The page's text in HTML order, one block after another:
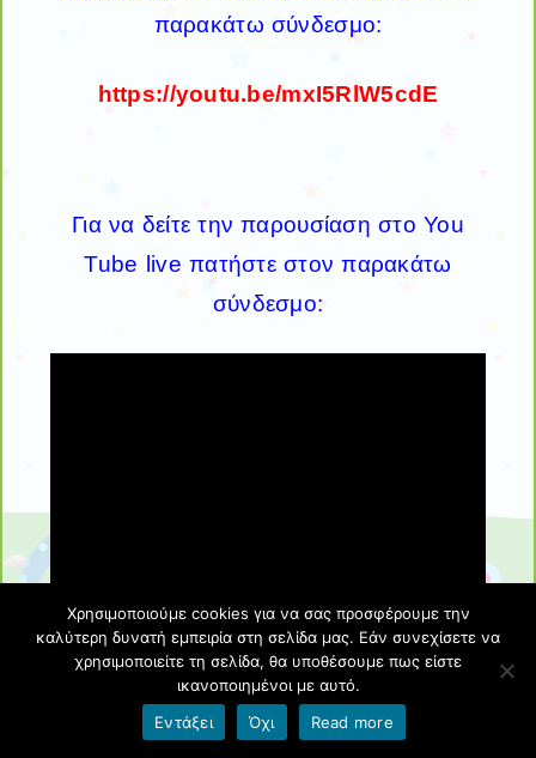
παρακάτω σύνδεσμο:
https://youtu.be/mxI5RlW5cdE
Για να δείτε την παρουσίαση στο You
Tube live πατήστε στον παρακάτω
σύνδεσμο:
Χρησιμοποιούμε cookies για να σας προσφέρουμε την
καλύτερη δυνατή εμπειρία στη σελίδα μας. Εάν συνεχίσετε να
χρησιμοποιείτε τη σελίδα, θα υποθέσουμε πως είστε
ικανοποιημένοι με αυτό.
Εντάξει
Όχι Read more